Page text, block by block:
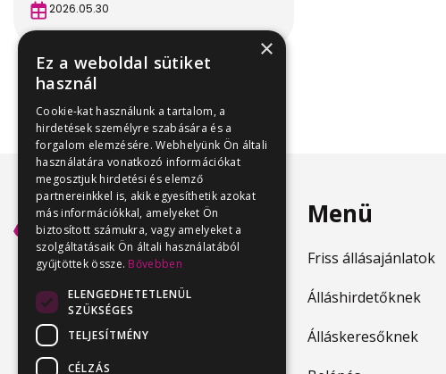
2026.05.30
Menü
Friss állásajánlatok
Álláshirdetőknek
Álláskeresőknek
×
Ez a weboldal sütiket
használ
Cookie-kat használunk a tartalom, a
hirdetések személyre szabására és a
forgalom elemzésére. Webhelyünk Ön általi
használatára vonatkozó információkat
megosztjuk hirdetési és elemző
partnereinkkel is, akik egyesíthetik azokat
más információkkal, amelyeket Ön
biztosított számukra, vagy amelyeket a
szolgáltatásaik Ön általi használatából
gyűjtöttek össze. Bővebben
ELENGEDHETETLENÜL
SZÜKSÉGES
TELJESÍTMÉNY
CÉLZÁS